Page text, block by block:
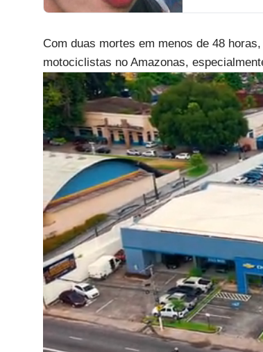
Com duas mortes em menos de 48
motociclistas no Amazonas,